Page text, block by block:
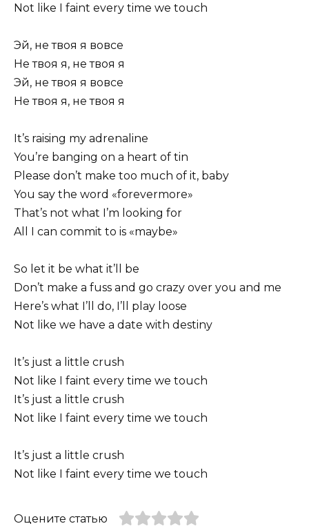
Not like I faint every time we touch
Эй, не твоя я вовсе
Не твоя я, не твоя я
Эй, не твоя я вовсе
Не твоя я, не твоя я
It’s raising my adrenaline
You’re banging on a heart of tin
Please don’t make too much of it, baby
You say the word «forevermore»
That’s not what I’m looking for
All I can commit to is «maybe»
So let it be what it’ll be
Don’t make a fuss and go crazy over you and me
Here’s what I’ll do, I’ll play loose
Not like we have a date with destiny
It’s just a little crush
Not like I faint every time we touch
It’s just a little crush
Not like I faint every time we touch
It’s just a little crush
Not like I faint every time we touch
Оцените статью